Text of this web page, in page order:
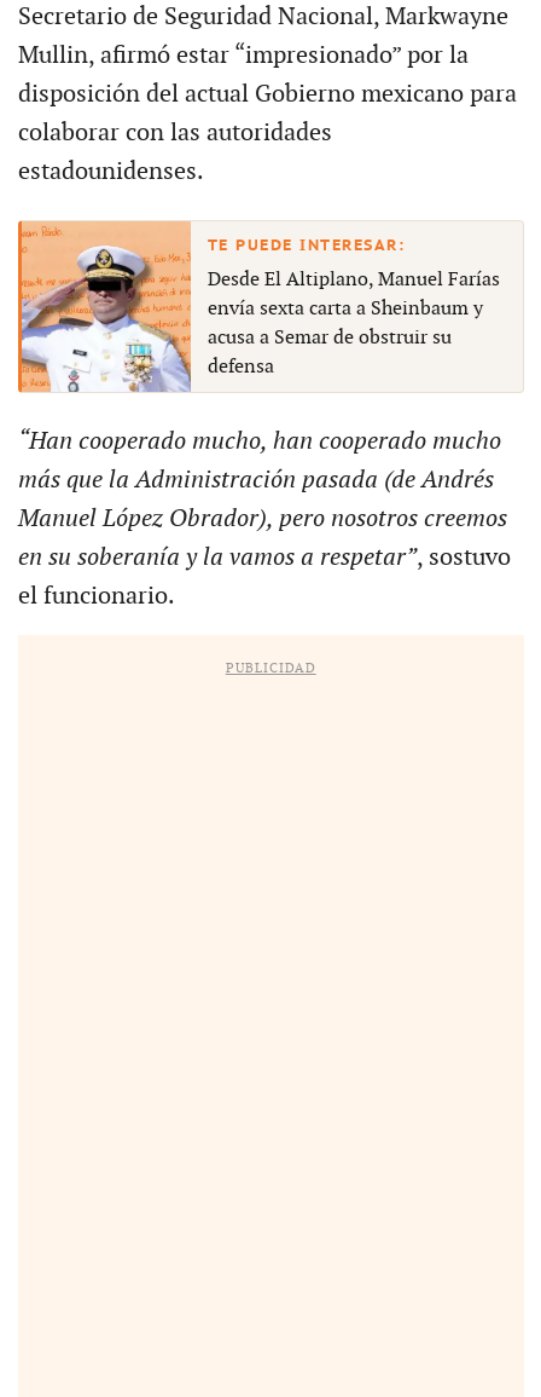
Secretario de Seguridad Nacional, Markwayne
Mullin, afirmó estar “impresionado” por la
disposición del actual Gobierno mexicano para
colaborar con las autoridades
estadounidenses.
Desde El Altiplano, Manuel Farías
envía sexta carta a Sheinbaum y
acusa a Semar de obstruir su
defensa
“Han cooperado mucho, han cooperado mucho
más que la Administración pasada (de Andrés
Manuel López Obrador), pero nosotros creemos
en su soberanía y la vamos a respetar”, sostuvo
el funcionario.
PUBLICIDAD